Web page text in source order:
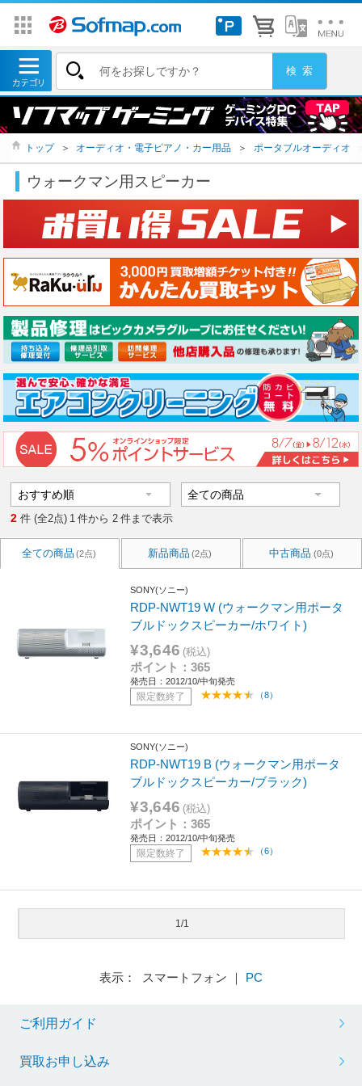
トップ ＞ オーディオ・電子ピアノ・カー用品 ＞ ポータブルオーディオ
ウォークマン用スピーカー
2 件 (全2点) 1 件から 2 件まで表示
全ての商品 (2点) 新品商品 (2点) 中古商品 (0点)
SONY(ソニー)
RDP-NWT19 W (ウォークマン用ポータ
ブルドックスピーカー/ホワイト)
¥3,646 (税込)
ポイント：365
発売日：2012/10/中旬発売
限定数終了 （8）
SONY(ソニー)
RDP-NWT19 B (ウォークマン用ポータ
ブルドックスピーカー/ブラック)
¥3,646 (税込)
ポイント：365
発売日：2012/10/中旬発売
限定数終了 （6）
1/1
表示： スマートフォン ｜ PC
ご利用ガイド
買取お申し込み